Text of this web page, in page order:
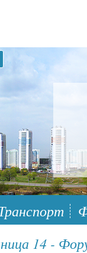
Южное Бутово
14 -